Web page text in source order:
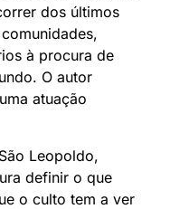
dos últimos
à procura de
O autor
atuação
Leopoldo,
definir o que
o culto tem a ver